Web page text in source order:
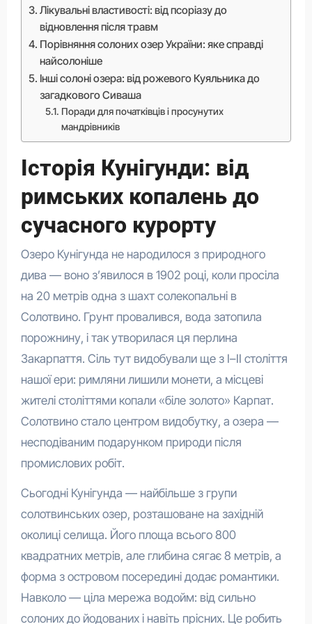
Лікувальні властивості: від псоріазу до
відновлення після травм
Порівняння солоних озер України: яке справді
найсолоніше
Інші солоні озера: від рожевого Куяльника до
загадкового Сиваша
Поради для початківців і просунутих
мандрівників
Історія Кунігунди: від
римських копалень до
сучасного курорту
Озеро Кунігунда не народилося з природного
дива — воно з’явилося в 1902 році, коли просіла
на 20 метрів одна з шахт солекопальні в
Солотвино. Грунт провалився, вода затопила
порожнину, і так утворилася ця перлина
Закарпаття. Сіль тут видобували ще з I–II століття
нашої ери: римляни лишили монети, а місцеві
жителі століттями копали «біле золото» Карпат.
Солотвино стало центром видобутку, а озера —
несподіваним подарунком природи після
промислових робіт.
Сьогодні Кунігунда — найбільше з групи
солотвинських озер, розташоване на західній
околиці селища. Його площа всього 800
квадратних метрів, але глибина сягає 8 метрів, а
форма з островом посередині додає романтики.
Навколо — ціла мережа водойм: від сильно
солоних до йодованих і навіть прісних. Це робить